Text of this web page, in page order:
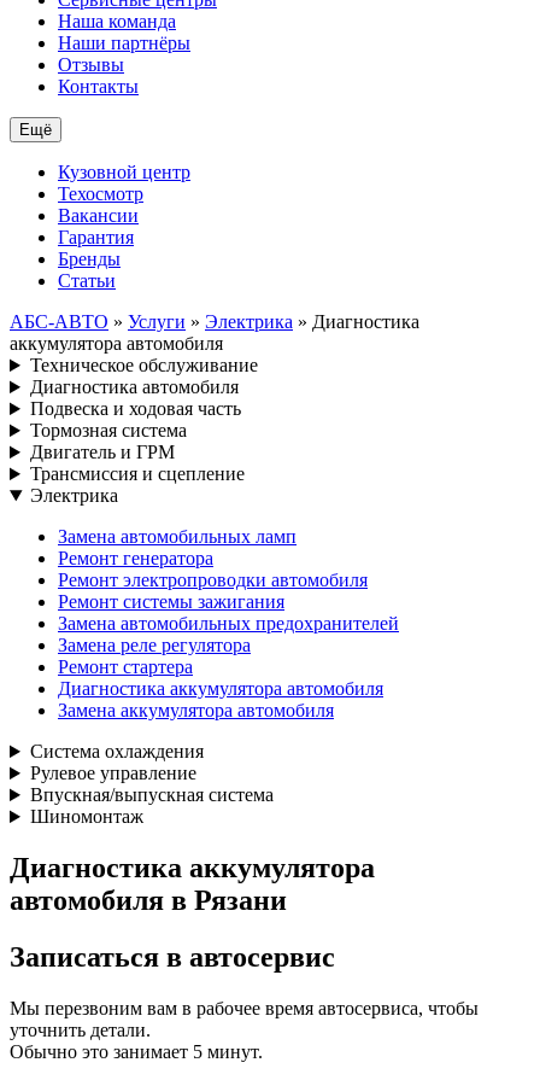
Наша команда
Наши партнёры
Отзывы
Контакты
Ещё
Кузовной центр
Техосмотр
Вакансии
Гарантия
Бренды
Статьи
АБС-АВТО » Услуги » Электрика » Диагностика
аккумулятора автомобиля
Техническое обслуживание
Диагностика автомобиля
Подвеска и ходовая часть
Тормозная система
Двигатель и ГРМ
Трансмиссия и сцепление
Электрика
Замена автомобильных ламп
Ремонт генератора
Ремонт электропроводки автомобиля
Ремонт системы зажигания
Замена автомобильных предохранителей
Замена реле регулятора
Ремонт стартера
Диагностика аккумулятора автомобиля
Замена аккумулятора автомобиля
Система охлаждения
Рулевое управление
Впускная/выпускная система
Шиномонтаж
Диагностика аккумулятора
автомобиля в Рязани
Записаться в автосервис
Мы перезвоним вам в рабочее время автосервиса, чтобы
уточнить детали.
Обычно это занимает 5 минут.